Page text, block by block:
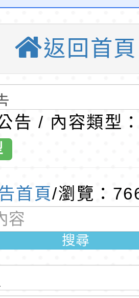
食農教育專
程」，歡迎已
人員資格者報
-桃園市桃
115學年度「
」甄選
小115學年度
代課教師甄選
有缺額)
告-桃園市桃
學年度「
理員」甄選
115學年度
理教師甄選
缺額)
附設幼兒園
第2梯代理教
告
市政府政風
牽手，綠能
影片
年70歲以上
座「吃得安
退休同仁踴
教學專業論
的好老師：
「淨零綠領
桃園區農業
食農教育專
-桃園市桃
「生熟廚
」政策將
可回收及
廚餘，詳
全球資訊
教育
返回首頁
告 / 內容類型
首頁/瀏覽：
搜尋